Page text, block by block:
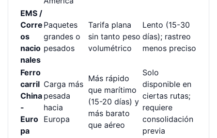
EMS /
Corre
os
nacio
nales
Paquetes
grandes o
pesados
Tarifa plana
sin tanto peso
volumétrico
Lento (15-30
días); rastreo
menos preciso
Ferro
carril
China
-
Euro
pa
Carga más
pesada
hacia
Europa
Más rápido
que marítimo
(15-20 días) y
más barato
que aéreo
Solo
disponible en
ciertas rutas;
requiere
consolidación
previa